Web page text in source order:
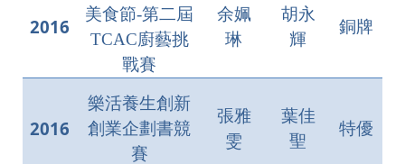
2016
美食節-第二屆
TCAC廚藝挑
戰賽
余姵
琳
胡永
輝
銅牌
2016
樂活養生創新
創業企劃書競
賽
張雅
雯
葉佳
聖
特優